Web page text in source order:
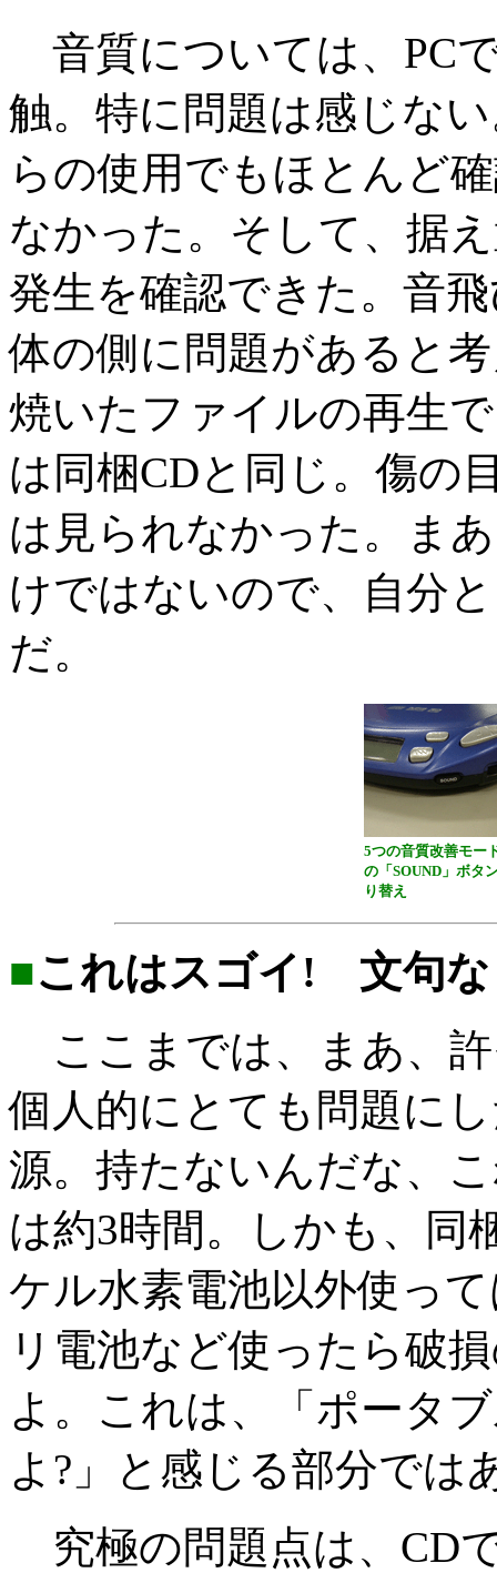
音質については、PC
触。特に問題は感じな
らの使用でもほとんど
なかった。そして、据
発生を確認できた。音
体の側に問題があると
焼いたファイルの再生
は同梱CDと同じ。傷の
は見られなかった。ま
けではないので、自分
だ。
5つの音質改善モー
の「SOUND」ボタ
り替え
■これはスゴイ! 文句な
ここまでは、まあ、
個人的にとても問題に
源。持たないんだな、
は約3時間。しかも、同
ケル水素電池以外使っ
リ電池など使ったら破
よ。これは、「ポータ
よ?」と感じる部分では
究極の問題点は、CD